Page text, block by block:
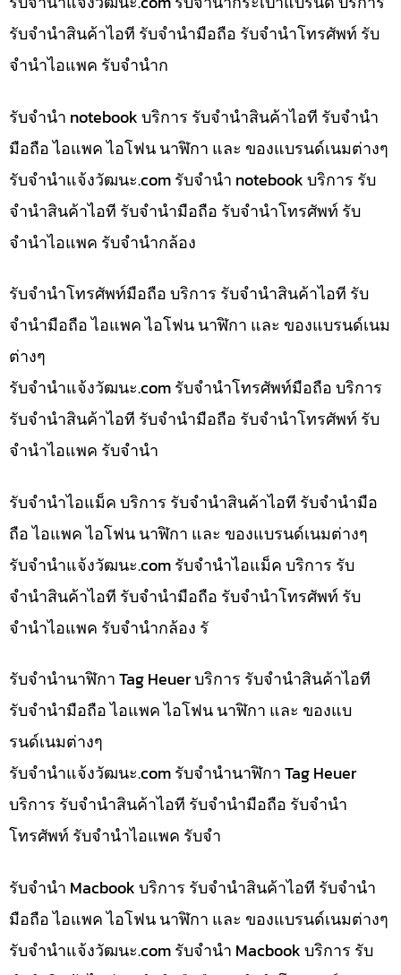
รับจำนำสินค้าไอที รับจำนำมือถือ รับจำนำโทรศัพท์ รับ
จำนำไอแพค รับจำนำก
รับจำนำ notebook บริการ รับจำนำสินค้าไอที รับจำนำ
มือถือ ไอแพค ไอโฟน นาฬิกา และ ของแบรนด์เนมต่างๆ
รับจํานําแจ้งวัฒนะ.com รับจำนำ notebook บริการ รับ
จำนำสินค้าไอที รับจำนำมือถือ รับจำนำโทรศัพท์ รับ
จำนำไอแพค รับจำนำกล้อง
รับจำนำโทรศัพท์มือถือ บริการ รับจำนำสินค้าไอที รับ
จำนำมือถือ ไอแพค ไอโฟน นาฬิกา และ ของแบรนด์เนม
ต่างๆ
รับจํานําแจ้งวัฒนะ.com รับจำนำโทรศัพท์มือถือ บริการ
รับจำนำสินค้าไอที รับจำนำมือถือ รับจำนำโทรศัพท์ รับ
จำนำไอแพค รับจำนำ
รับจำนำไอแม็ค บริการ รับจำนำสินค้าไอที รับจำนำมือ
ถือ ไอแพค ไอโฟน นาฬิกา และ ของแบรนด์เนมต่างๆ
รับจํานําแจ้งวัฒนะ.com รับจำนำไอแม็ค บริการ รับ
จำนำสินค้าไอที รับจำนำมือถือ รับจำนำโทรศัพท์ รับ
จำนำไอแพค รับจำนำกล้อง รั
รับจำนำนาฬิกา Tag Heuer บริการ รับจำนำสินค้าไอที
รับจำนำมือถือ ไอแพค ไอโฟน นาฬิกา และ ของแบ
รนด์เนมต่างๆ
รับจํานําแจ้งวัฒนะ.com รับจำนำนาฬิกา Tag Heuer
บริการ รับจำนำสินค้าไอที รับจำนำมือถือ รับจำนำ
โทรศัพท์ รับจำนำไอแพค รับจำ
รับจำนำ Macbook บริการ รับจำนำสินค้าไอที รับจำนำ
มือถือ ไอแพค ไอโฟน นาฬิกา และ ของแบรนด์เนมต่างๆ
รับจํานําแจ้งวัฒนะ.com รับจำนำ Macbook บริการ รับ